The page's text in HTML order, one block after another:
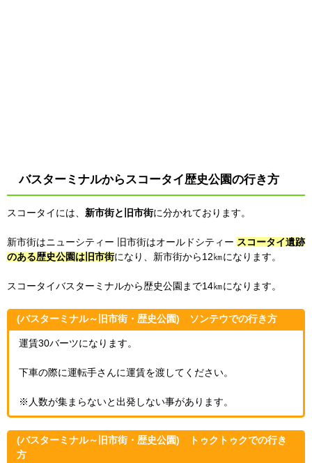
バスターミナルからスコータイ歴史公園の行き方
スコータイには、 新市街と旧市街に分かれております。
新市街はニューシティー 旧市街はオールドシティー スコータイ遺跡
のある歴史公園は旧市街になり、新市街から12㎞になります。
スコータイバスターミナルから歴史公園まで14㎞になります。
(バスターミナル～旧市街・歴史公園) ソンテウでの行き方
運賃30バーツになります。
下車の際に運転手さんに運賃を渡してください。
※人数が集まらないと出発しない事があります。
(バスターミナル～旧市街・歴史公園) トゥクトゥクでの行き
方